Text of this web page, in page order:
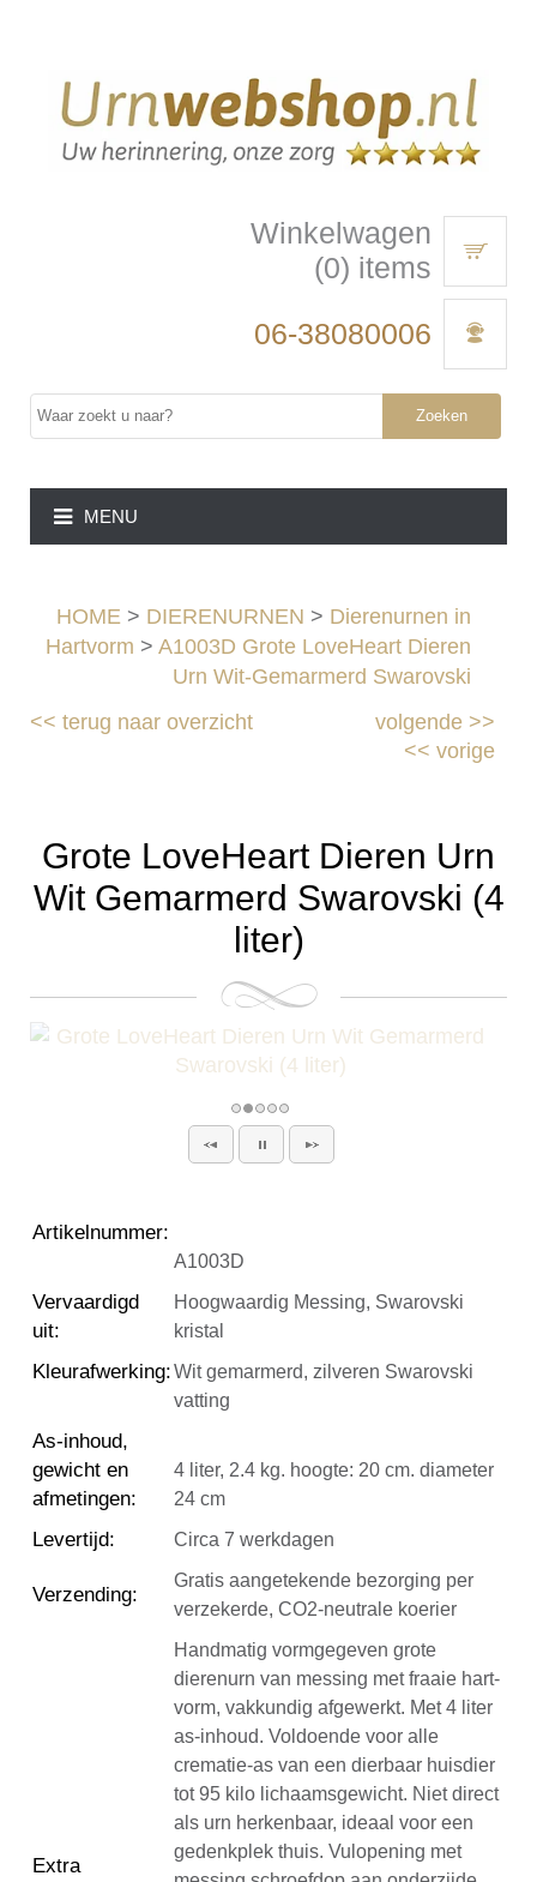
Winkelwagen
(0) items
06-38080006
Zoeken
MENU
HOME > DIERENURNEN > Dierenurnen in
Hartvorm > A1003D Grote LoveHeart Dieren
Urn Wit-Gemarmerd Swarovski
<<terug naar overzicht volgende>>
<< vorige
Grote LoveHeart Dieren Urn
Wit Gemarmerd Swarovski (4
liter)
Artikelnummer:
A1003D
Vervaardigd
uit:
Hoogwaardig Messing, Swarovski
kristal
Kleurafwerking:Wit gemarmerd, zilveren Swarovski
vatting
As-inhoud,
gewicht en
afmetingen:
4 liter, 2.4 kg. hoogte: 20 cm. diameter
24 cm
Levertijd: Circa 7 werkdagen
Verzending:
Gratis aangetekende bezorging per
verzekerde, CO2-neutrale koerier
Extra
Handmatig vormgegeven grote
dierenurn van messing met fraaie hart-
vorm, vakkundig afgewerkt. Met 4 liter
as-inhoud. Voldoende voor alle
crematie-as van een dierbaar huisdier
tot 95 kilo lichaamsgewicht. Niet direct
als urn herkenbaar, ideaal voor een
gedenkplek thuis. Vulopening met